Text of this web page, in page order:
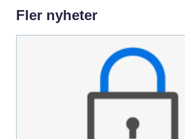
Fler nyheter